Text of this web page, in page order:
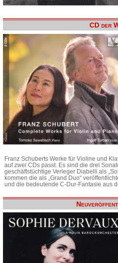
CD der
Franz Schuberts Werke für Violine und
auf zwei CDs passt. Es sind die drei
geschäftstüchtige Verleger Diabelli als
kommen die als „Grand Duo“
und die bedeutende C-Dur-Fantasie aus